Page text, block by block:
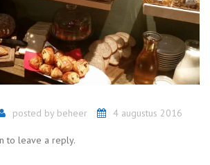
posted by beheer 4 augustus 2016
to leave a reply.